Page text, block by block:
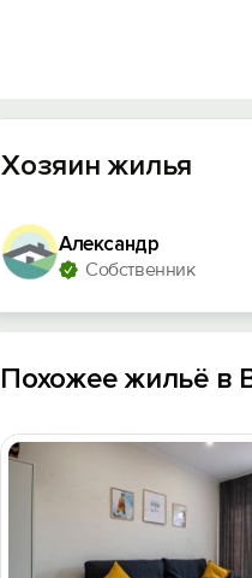
Хозяин жилья
Александр
Собственник
Похожее жильё в